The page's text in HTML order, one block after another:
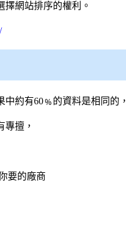
網站排序的權利。
中約有60﹪的資料是相同的，
專擅，
要的廠商